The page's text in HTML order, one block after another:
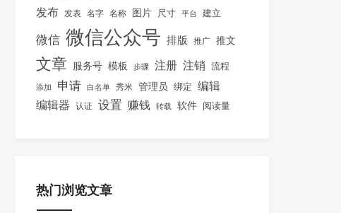
发布 发表 名字 名称 图片 尺寸 平台 建立
微信 微信公众号 排版 推广 推文
文章 服务号 模板 步骤 注册 注销 流程
添加 申请 白名单 秀米 管理员 绑定 编辑
编辑器
认证 设置 赚钱 转载 软件 阅读量
热门浏览文章